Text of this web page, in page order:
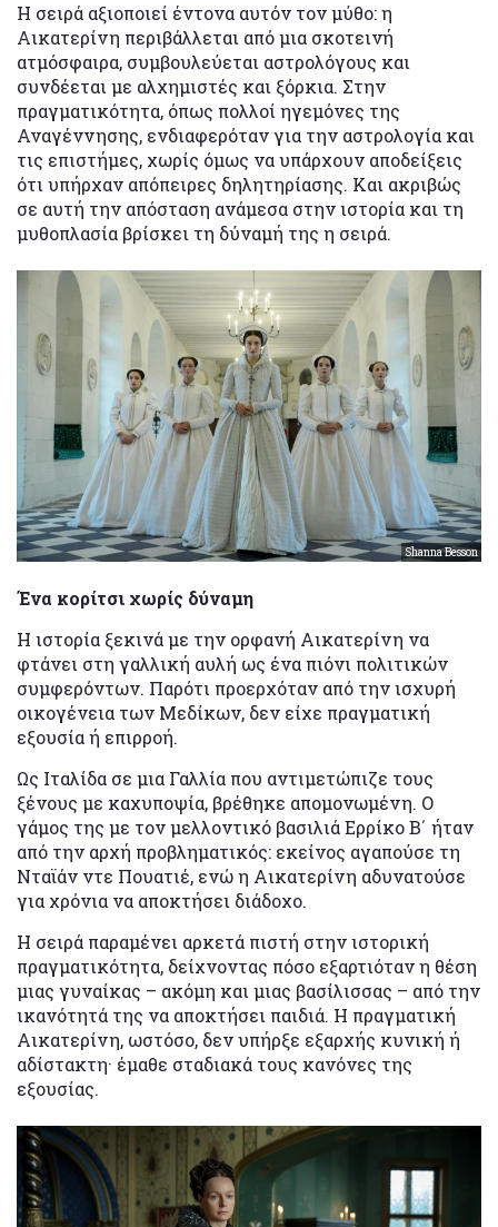
Η σειρά αξιοποιεί έντονα αυτόν τον μύθο: η
Αικατερίνη περιβάλλεται από μια σκοτεινή
ατμόσφαιρα, συμβουλεύεται αστρολόγους και
συνδέεται με αλχημιστές και ξόρκια. Στην
πραγματικότητα, όπως πολλοί ηγεμόνες της
Αναγέννησης, ενδιαφερόταν για την αστρολογία και
τις επιστήμες, χωρίς όμως να υπάρχουν αποδείξεις
ότι υπήρχαν απόπειρες δηλητηρίασης. Και ακριβώς
σε αυτή την απόσταση ανάμεσα στην ιστορία και τη
μυθοπλασία βρίσκει τη δύναμή της η σειρά.
Shanna Besson
Ένα κορίτσι χωρίς δύναμη
Η ιστορία ξεκινά με την ορφανή Αικατερίνη να
φτάνει στη γαλλική αυλή ως ένα πιόνι πολιτικών
συμφερόντων. Παρότι προερχόταν από την ισχυρή
οικογένεια των Μεδίκων, δεν είχε πραγματική
εξουσία ή επιρροή.
Ως Ιταλίδα σε μια Γαλλία που αντιμετώπιζε τους
ξένους με καχυποψία, βρέθηκε απομονωμένη. Ο
γάμος της με τον μελλοντικό βασιλιά Ερρίκο Β΄ ήταν
από την αρχή προβληματικός: εκείνος αγαπούσε τη
Νταϊάν ντε Πουατιέ, ενώ η Αικατερίνη αδυνατούσε
για χρόνια να αποκτήσει διάδοχο.
Η σειρά παραμένει αρκετά πιστή στην ιστορική
πραγματικότητα, δείχνοντας πόσο εξαρτιόταν η θέση
μιας γυναίκας – ακόμη και μιας βασίλισσας – από την
ικανότητά της να αποκτήσει παιδιά. Η πραγματική
Αικατερίνη, ωστόσο, δεν υπήρξε εξαρχής κυνική ή
αδίστακτη· έμαθε σταδιακά τους κανόνες της
εξουσίας.